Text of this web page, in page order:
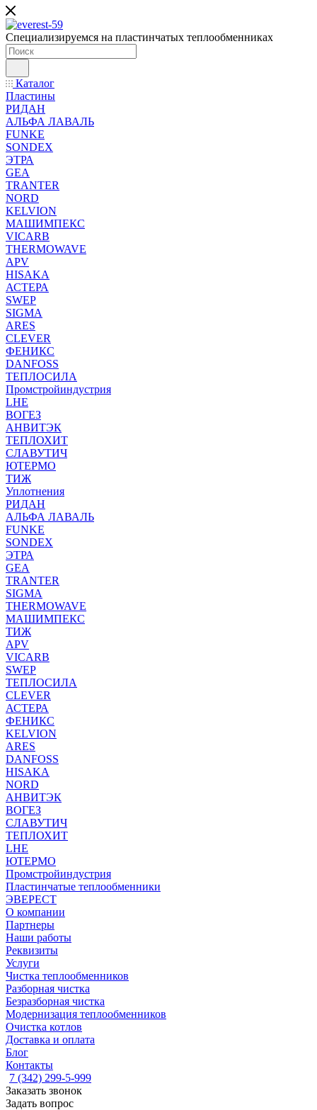
Специализируемся на пластинчатых теплообменниках
Каталог
Пластины
РИДАН
АЛЬФА ЛАВАЛЬ
FUNKE
SONDEX
ЭТРА
GEA
TRANTER
NORD
KELVION
МАШИМПЕКС
VICARB
THERMOWAVE
APV
HISAKA
АСТЕРА
SWEP
SIGMA
ARES
CLEVER
ФЕНИКС
DANFOSS
ТЕПЛОСИЛА
Промстройиндустрия
LHE
ВОГЕЗ
АНВИТЭК
ТЕПЛОХИТ
СЛАВУТИЧ
ЮТЕРМО
ТИЖ
Уплотнения
РИДАН
АЛЬФА ЛАВАЛЬ
FUNKE
SONDEX
ЭТРА
GEA
TRANTER
SIGMA
THERMOWAVE
МАШИМПЕКС
ТИЖ
APV
VICARB
SWEP
ТЕПЛОСИЛА
CLEVER
АСТЕРА
ФЕНИКС
KELVION
ARES
DANFOSS
HISAKA
NORD
АНВИТЭК
ВОГЕЗ
СЛАВУТИЧ
ТЕПЛОХИТ
LHE
ЮТЕРМО
Промстройиндустрия
Пластинчатые теплообменники
ЭВЕРЕСТ
О компании
Партнеры
Наши работы
Реквизиты
Услуги
Чистка теплообменников
Разборная чистка
Безразборная чистка
Модернизация теплообменников
Очистка котлов
Доставка и оплата
Блог
Контакты
7 (342) 299-5-999
Заказать звонок
Задать вопрос